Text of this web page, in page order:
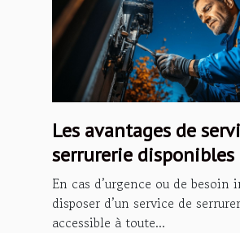
Les avantages de
serrurerie
En cas d’urgence ou de besoin
disposer d’un service de
accessible à toute...